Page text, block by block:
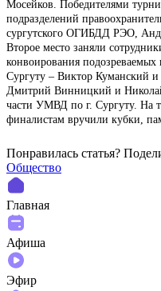
Мосейков. Победителями
подразделений
сургутского ОГИБДД РЭО,
Второе место заняли
конвоирования
Сургуту – Виктор Куманский
Дмитрий Винницкий и
части УМВД по г. Сургуту. На
финалистам вручили кубки,
Понравилась статья?
Общество
Главная
Афиша
Эфир